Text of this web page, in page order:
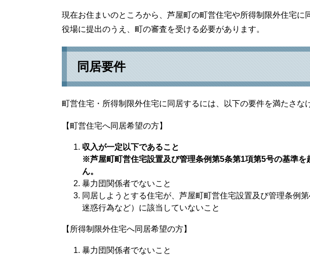
現在お住まいのところから、芦屋町の町営住宅や所得制限外住宅に
役場に提出のうえ、町の審査を受ける必要があります。
同居要件
町営住宅・所得制限外住宅に同居するには、以下の要件を満たさな
【町営住宅へ同居希望の方】
収入が一定以下であること
※芦屋町町営住宅設置及び管理条例第5条第1項第5号の基準を
ん。
暴力団関係者でないこと
同居しようとする住宅が、芦屋町町営住宅設置及び管理条例
迷惑行為など）に該当していないこと
【所得制限外住宅へ同居希望の方】
暴力団関係者でないこと